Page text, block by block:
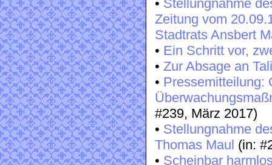
• Stellungnahme
Zeitung vom
Stadtrats Ansbert
• Ein Schritt vor,
• Zur Absage an
• Pressemitteilung:
#239, März 2017)
• Stellungnahme
Thomas Maul (in:
• Scheinbar